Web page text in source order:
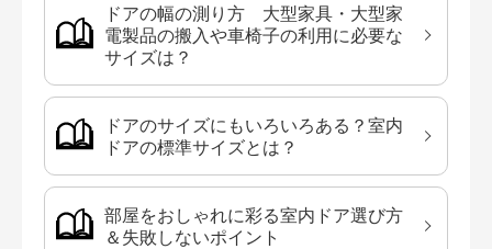
ドアの幅の測り方 大型家具・大型家
電製品の搬入や車椅子の利用に必要な
サイズは？
ドアのサイズにもいろいろある？室内
ドアの標準サイズとは？
部屋をおしゃれに彩る室内ドア選び方
＆失敗しないポイント